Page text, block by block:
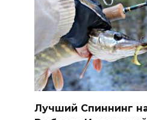
Лучший Спиннинг